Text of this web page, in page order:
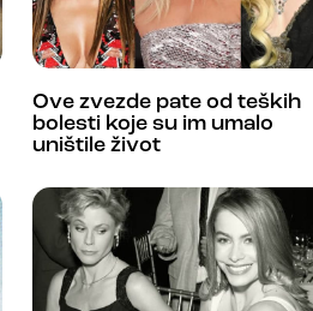
Ove zvezde pate od teških
bolesti koje su im umalo
uništile život